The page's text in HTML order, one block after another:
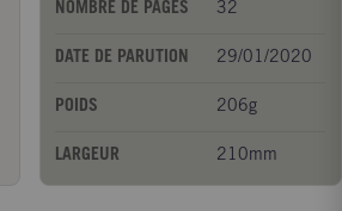
NOMBRE DE PAGES 32
DATE DE PARUTION 29/01/2020
POIDS 206g
LARGEUR 210mm